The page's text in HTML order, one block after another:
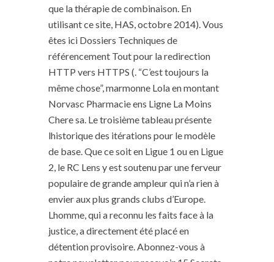
que la thérapie de combinaison. En
utilisant ce site, HAS, octobre 2014). Vous
êtes ici Dossiers Techniques de
référencement Tout pour la redirection
HTTP vers HTTPS (. “C’est toujours la
même chose”, marmonne Lola en montant
Norvasc Pharmacie ens Ligne La Moins
Chere sa. Le troisième tableau présente
lhistorique des itérations pour le modèle
de base. Que ce soit en Ligue 1 ou en Ligue
2, le RC Lens y est soutenu par une ferveur
populaire de grande ampleur qui n’a rien à
envier aux plus grands clubs d’Europe.
Lhomme, qui a reconnu les faits face à la
justice, a directement été placé en
détention provisoire. Abonnez-vous à